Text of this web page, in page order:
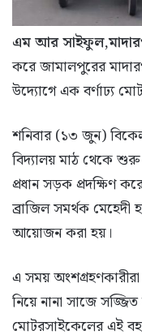
এম আর
করে জামালপুরের
উদ্যোগে এক বর্ণাঢ্য
শনিবার (১৩ জুন)
বিদ্যালয় মাঠ থেকে
প্রধান সড়ক প্রদক্ষিণ
ব্রাজিল সমর্থক মেহেদী
আয়োজন করা হয়।
এ সময়
নিয়ে নানা সাজে
মোটরসাইকেলের এই